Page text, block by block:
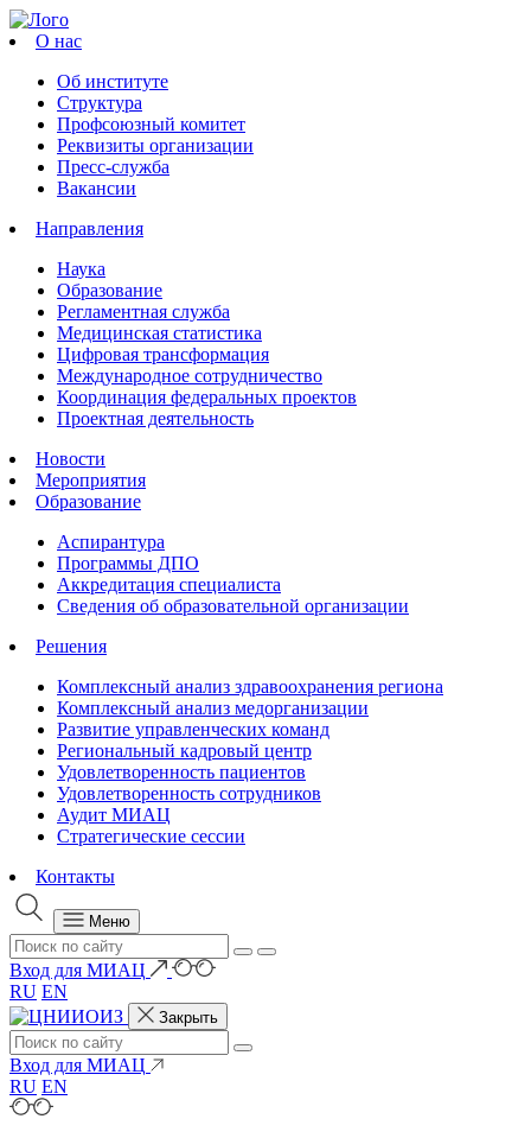
О нас
Об институте
Структура
Профсоюзный комитет
Реквизиты организации
Пресс-служба
Вакансии
Направления
Наука
Образование
Регламентная служба
Медицинская статистика
Цифровая трансформация
Международное сотрудничество
Координация федеральных проектов
Проектная деятельность
Новости
Мероприятия
Образование
Аспирантура
Программы ДПО
Аккредитация специалиста
Сведения об образовательной организации
Решения
Комплексный анализ здравоохранения региона
Комплексный анализ медорганизации
Развитие управленческих команд
Региональный кадровый центр
Удовлетворенность пациентов
Удовлетворенность сотрудников
Аудит МИАЦ
Стратегические сессии
Контакты
Меню
Вход для МИАЦ
RU EN
Закрыть
Вход для МИАЦ
RU EN